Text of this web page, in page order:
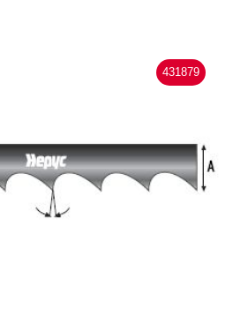
431879